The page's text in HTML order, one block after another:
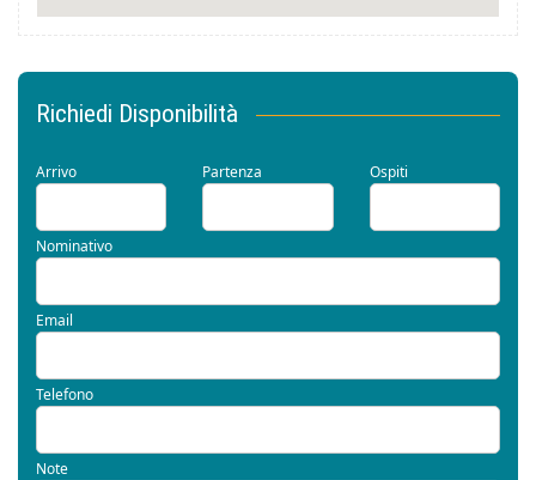
Richiedi Disponibilità
Arrivo Partenza Ospiti
Nominativo
Email
Telefono
Note